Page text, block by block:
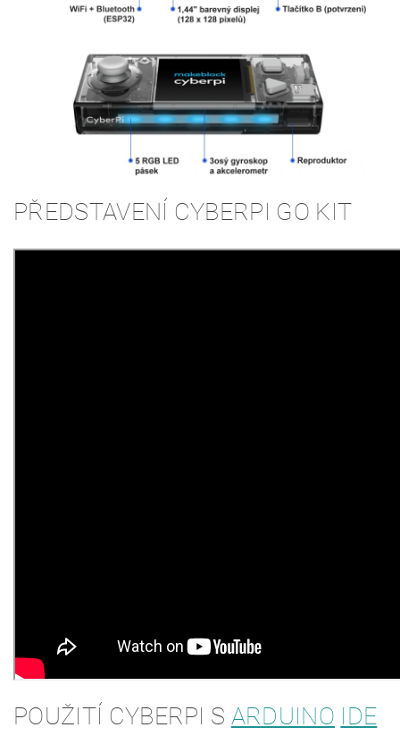
PŘEDSTAVENÍ CYBERPI GO KIT
POUŽITÍ CYBERPI S ARDUINO IDE